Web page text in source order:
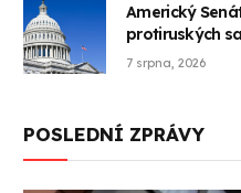
Americký
protiruských
7 srpna, 2026
POSLEDNÍ ZPRÁVY